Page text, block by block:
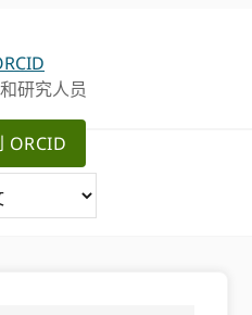
研究人员
ORCID